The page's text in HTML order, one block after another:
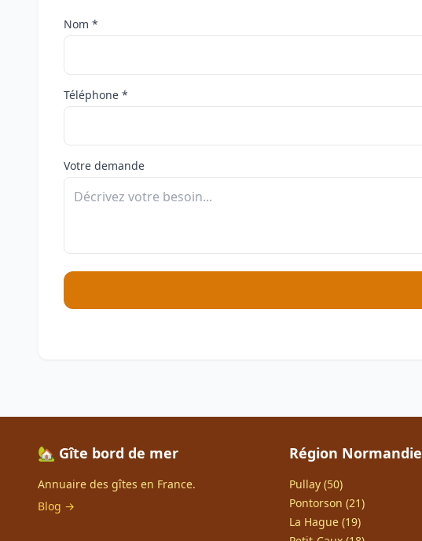
Nom *
Téléphone *
Votre demande
🏡 Gîte bord de mer
Annuaire des gîtes en France.
Blog →
Région Normandie
Pullay (50)
Pontorson (21)
La Hague (19)